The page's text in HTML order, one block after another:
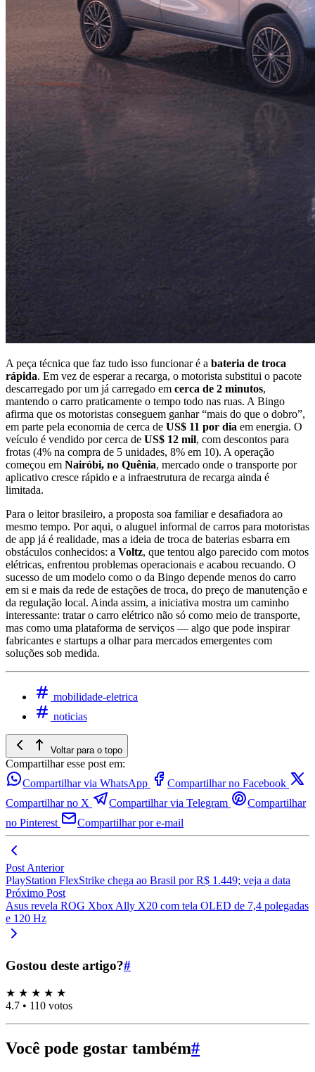
A peça técnica que faz tudo isso funcionar é a bateria de troca
rápida. Em vez de esperar a recarga, o motorista substitui o pacote
descarregado por um já carregado em cerca de 2 minutos,
mantendo o carro praticamente o tempo todo nas ruas. A Bingo
afirma que os motoristas conseguem ganhar “mais do que o dobro”,
em parte pela economia de cerca de US$ 11 por dia em energia. O
veículo é vendido por cerca de US$ 12 mil, com descontos para
frotas (4% na compra de 5 unidades, 8% em 10). A operação
começou em Nairóbi, no Quênia, mercado onde o transporte por
aplicativo cresce rápido e a infraestrutura de recarga ainda é
limitada.
Para o leitor brasileiro, a proposta soa familiar e desafiadora ao
mesmo tempo. Por aqui, o aluguel informal de carros para motoristas
de app já é realidade, mas a ideia de troca de baterias esbarra em
obstáculos conhecidos: a Voltz, que tentou algo parecido com motos
elétricas, enfrentou problemas operacionais e acabou recuando. O
sucesso de um modelo como o da Bingo depende menos do carro
em si e mais da rede de estações de troca, do preço de manutenção e
da regulação local. Ainda assim, a iniciativa mostra um caminho
interessante: tratar o carro elétrico não só como meio de transporte,
mas como uma plataforma de serviços — algo que pode inspirar
fabricantes e startups a olhar para mercados emergentes com
soluções sob medida.
mobilidade-eletrica
noticias
Voltar para o topo
Compartilhar esse post em:
Compartilhar via WhatsApp
Compartilhar no Facebook
Compartilhar no X
Compartilhar via Telegram
Compartilhar
no Pinterest
Compartilhar por e-mail
Post Anterior
PlayStation FlexStrike chega ao Brasil por R$ 1.449; veja a data
Próximo Post
Asus revela ROG Xbox Ally X20 com tela OLED de 7,4 polegadas
e 120 Hz
Gostou deste artigo?#
★ ★ ★ ★ ★
4.7 • 110 votos
Você pode gostar também#